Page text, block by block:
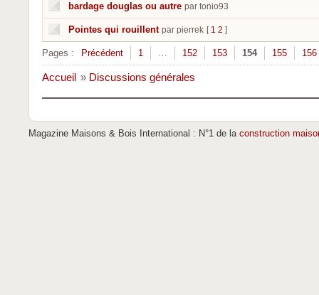
bardage douglas ou autre par tonio93
Pointes qui rouillent par pierrek [ 1 2 ]
Pages : Précédent 1 … 152 153 154 155 156
Accueil » Discussions générales
Magazine Maisons & Bois International : N°1 de la construction